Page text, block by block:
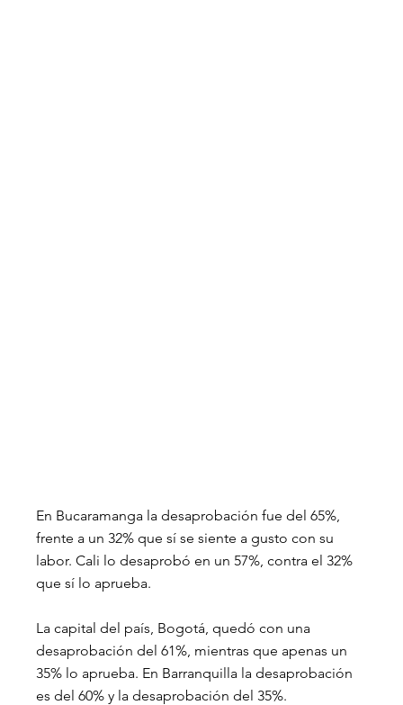
En Bucaramanga la desaprobación fue del 65%,
frente a un 32% que sí se siente a gusto con su
labor. Cali lo desaprobó en un 57%, contra el 32%
que sí lo aprueba.
La capital del país, Bogotá, quedó con una
desaprobación del 61%, mientras que apenas un
35% lo aprueba. En Barranquilla la desaprobación
es del 60% y la desaprobación del 35%.